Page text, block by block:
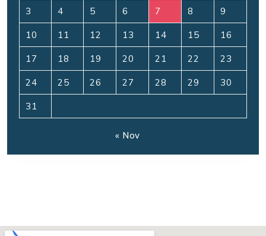
3 4 5 6 7 8 9
10 11 12 13 14 15 16
17 18 19 20 21 22 23
24 25 26 27 28 29 30
31
« Nov